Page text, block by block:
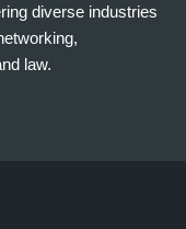
diverse industries
law.